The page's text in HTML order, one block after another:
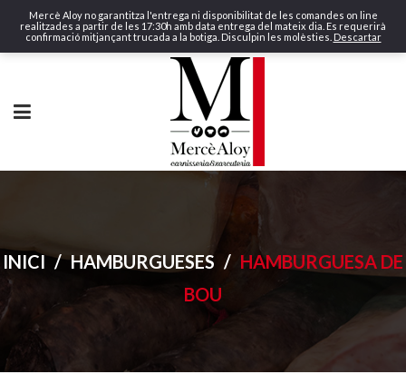
Mercè Aloy no garantitza l'entrega ni disponibilitat de les comandes on line
realitzades a partir de les 17:30h amb data entrega del mateix dia. Es requerirà
confirmació mitjançant trucada a la botiga. Disculpin les molèsties. Descartar
INICI / HAMBURGUESES / HAMBURGUESA DE
BOU